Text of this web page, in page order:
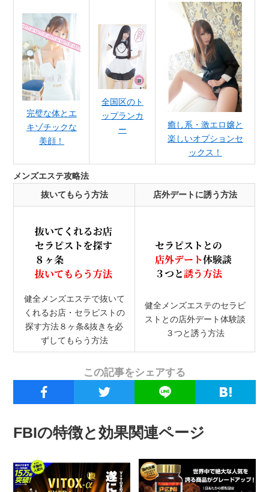
完璧な体とエ
キゾチックな
美顔！
全国区のト
ップランカ
ー
癒し系・激エロ嬢と
楽しいオプションセ
ックス！
メンズエステ攻略法
抜いてもらう方法
店外デートに誘う方法
健全メンズエステで抜いて
くれるお店・セラピストの
探す方法８ヶ条&抜きを必
ずしてもらう方法
健全メンズエステのセラピ
ストとの店外デート体験談
３つと誘う方法
この記事をシェアする
FBIの特徴と効果関連ページ